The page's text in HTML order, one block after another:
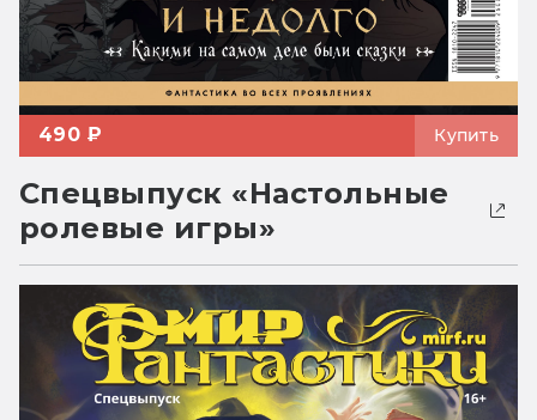
490 ₽ Купить
Спецвыпуск «Настольные
ролевые игры»